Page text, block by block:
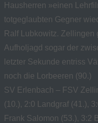
Hausherren »einen
totgeglaubten Gegner
Ralf Lubkowitz. Zellingen
Aufholjagd sogar der
letzter Sekunde entriss
noch die Lorbeeren (90.)
SV Erlenbach – FSV
(10.), 2:0 Landgraf (41.),
Frank Salomon (53.), 3:2